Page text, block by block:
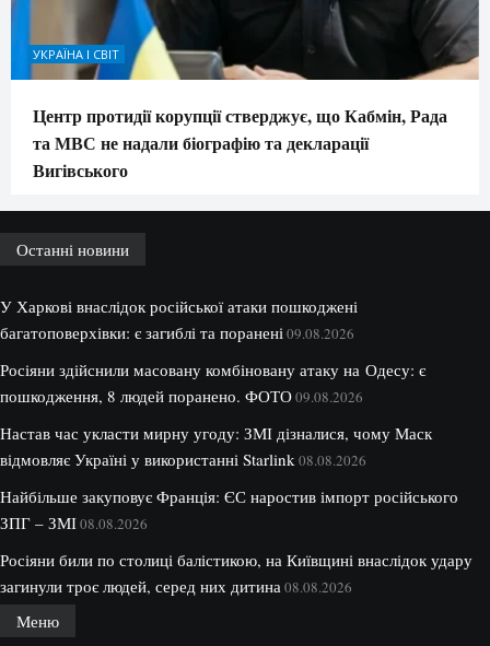
УКРАЇНА І СВІТ
Центр протидії корупції стверджує, що Кабмін, Рада
та МВС не надали біографію та декларації
Вигівського
Останні новини
У Харкові внаслідок російської атаки пошкоджені
багатоповерхівки: є загиблі та поранені09.08.2026
Росіяни здійснили масовану комбіновану атаку на Одесу: є
пошкодження, 8 людей поранено. ФОТО09.08.2026
Настав час укласти мирну угоду: ЗМІ дізналися, чому Маск
відмовляє Україні у використанні Starlink08.08.2026
Найбільше закуповує Франція: ЄС наростив імпорт російського
ЗПГ – ЗМІ08.08.2026
Росіяни били по столиці балістикою, на Київщині внаслідок удару
загинули троє людей, серед них дитина08.08.2026
Меню